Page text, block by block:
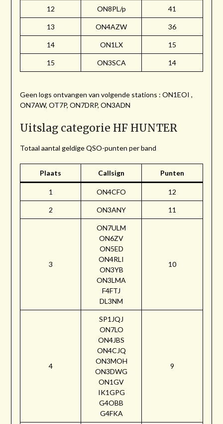
12 ON8PL/p 41
13 ON4AZW 36
14 ON1LX 15
15 ON3SCA 14
Geen logs ontvangen van volgende stations : ON1EOI ,
ON7AW, OT7P, ON7DRP, ON3ADN
Uitslag categorie HF HUNTER
Totaal aantal geldige QSO-punten per band
Plaats Callsign Punten
1 ON4CFO 12
2 ON3ANY 11
3
ON7ULM
ON6ZV
ON5ED
ON4RLI
ON3YB
ON3LMA
F4FTJ
DL3NM
10
4
SP1JQJ
ON7LO
ON4JBS
ON4CJQ
ON3MOH
ON3DWG
ON1GV
IK1GPG
G4OBB
G4FKA
9